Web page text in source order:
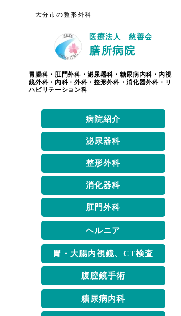
⼤分市の整形外科
医療法人 慈善会
膳所病院
胃腸科・肛門外科・泌尿器科・糖尿病内科・内視
鏡外科・内科・外科・整形外科・消化器外科・リ
ハビリテーション科
病院紹介
泌尿器科
整形外科
消化器科
肛門外科
ヘルニア
胃・大腸内視鏡、CT検査
腹腔鏡手術
糖尿病内科